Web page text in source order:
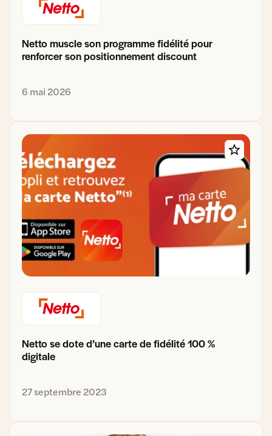
Netto muscle son programme fidélité pour
renforcer son positionnement discount
6 mai 2026
Netto se dote d’une carte de fidélité 100 %
digitale
27 septembre 2023